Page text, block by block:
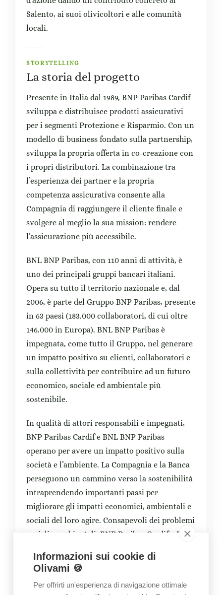
Salento, ai suoi olivicoltori e alle comunità
locali.
STORYTELLING
La storia del progetto
Presente in Italia dal 1989, BNP Paribas Cardif
sviluppa e distribuisce prodotti assicurativi
per i segmenti Protezione e Risparmio. Con un
modello di business fondato sulla partnership,
sviluppa la propria offerta in co-creazione con
i propri distributori. La combinazione tra
l’esperienza dei partner e la propria
competenza assicurativa consente alla
Compagnia di raggiungere il cliente finale e
svolgere al meglio la sua mission: rendere
l’assicurazione più accessibile.
BNL BNP Paribas, con 110 anni di attività, è
uno dei principali gruppi bancari italiani.
Opera su tutto il territorio nazionale e, dal
2006, è parte del Gruppo BNP Paribas, presente
in 63 paesi (183.000 collaboratori, di cui oltre
146.000 in Europa). BNL BNP Paribas è
impegnata, come tutto il Gruppo, nel generare
un impatto positivo su clienti, collaboratori e
sulla collettività per contribuire ad un futuro
economico, sociale ed ambientale più
sostenibile.
In qualità di attori responsabili e impegnati,
BNP Paribas Cardif e BNL BNP Paribas
operano per avere un impatto positivo sulla
società e l’ambiente. La Compagnia e la Banca
perseguono un cammino verso la sostenibilità
intraprendendo importanti passi per
migliorare gli impatti economici, ambientali e
sociali del loro agire. Consapevoli dei problemi
sociali e ambientali, BNP Paribas Cardif e BNL
impatto positivo in grado di contribuire a
questa iniziativa BNP Paribas Cardif e BNL
Informazioni sui cookie di
Olivami 🍪
Per offrirti un'esperienza di navigazione ottimale